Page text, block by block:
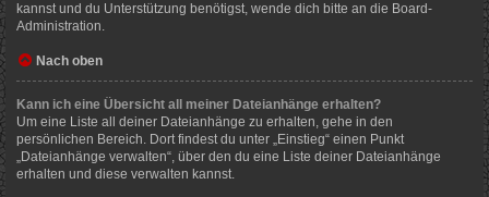
kannst und du Unterstützung benötigst, wende dich bitte an die Board-
Administration.
Nach oben
Kann ich eine Übersicht all meiner Dateianhänge erhalten?
Um eine Liste all deiner Dateianhänge zu erhalten, gehe in den
persönlichen Bereich. Dort findest du unter „Einstieg“ einen Punkt
„Dateianhänge verwalten“, über den du eine Liste deiner Dateianhänge
erhalten und diese verwalten kannst.